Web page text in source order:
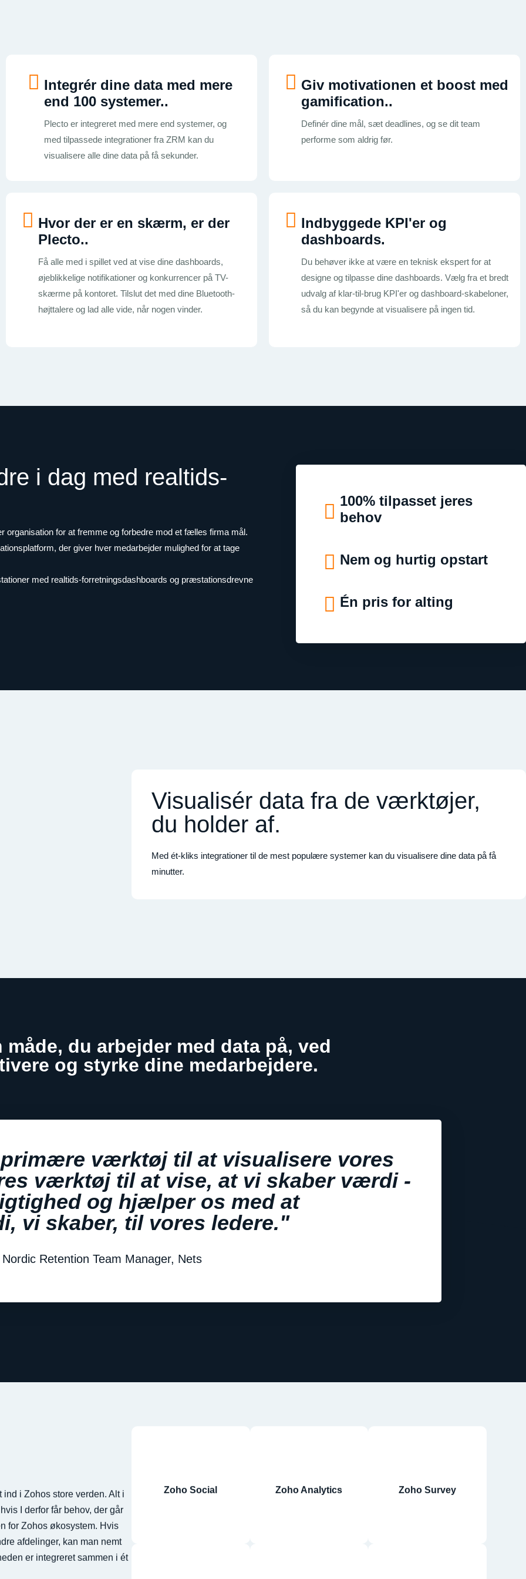
Integrér dine data med mere
end 100 systemer..
Plecto er integreret med mere end systemer, og
med tilpassede integrationer fra ZRM kan du
visualisere alle dine data på få sekunder.
Giv motivationen et boost med
gamification..
Definér dine mål, sæt deadlines, og se dit team
performe som aldrig før.
Hvor der er en skærm, er der
Plecto..
Få alle med i spillet ved at vise dine dashboards,
øjeblikkelige notifikationer og konkurrencer på TV-
skærme på kontoret. Tilslut det med dine Bluetooth-
højttalere og lad alle vide, når nogen vinder.
Indbyggede KPI'er og
dashboards.
Du behøver ikke at være en teknisk ekspert for at
designe og tilpasse dine dashboards. Vælg fra et bredt
udvalg af klar-til-brug KPI'er og dashboard-skabeloner,
så du kan begynde at visualisere på ingen tid.
i dag med realtids-
organisation for at fremme og forbedre mod et fælles firma mål.
der giver hver medarbejder mulighed for at tage
med realtids-forretningsdashboards og præstationsdrevne
100% tilpasset jeres
behov
Nem og hurtig opstart
Én pris for alting
Visualisér data fra de værktøjer,
du holder af.
Med ét-kliks integrationer til de mest populære systemer kan du visualisere dine data på få
minutter.
du arbejder med data på, ved
og styrke dine medarbejdere.
værktøj til at visualisere vores
værktøj til at vise, at vi skaber værdi -
og hjælper os med at
vi skaber, til vores ledere."
Retention Team Manager, Nets
I derfor får behov, der går
for Zohos økosystem. Hvis
afdelinger, kan man nemt
er integreret sammen i ét